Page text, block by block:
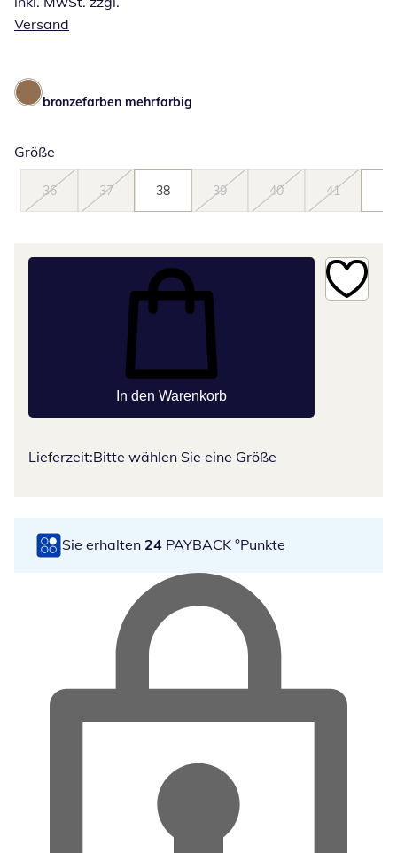
Versand
bronzefarben mehrfarbig
Größe
36 37 38 39 40 41
In den Warenkorb
Lieferzeit:Bitte wählen Sie eine Größe
Sie erhalten 24 PAYBACK °Punkte